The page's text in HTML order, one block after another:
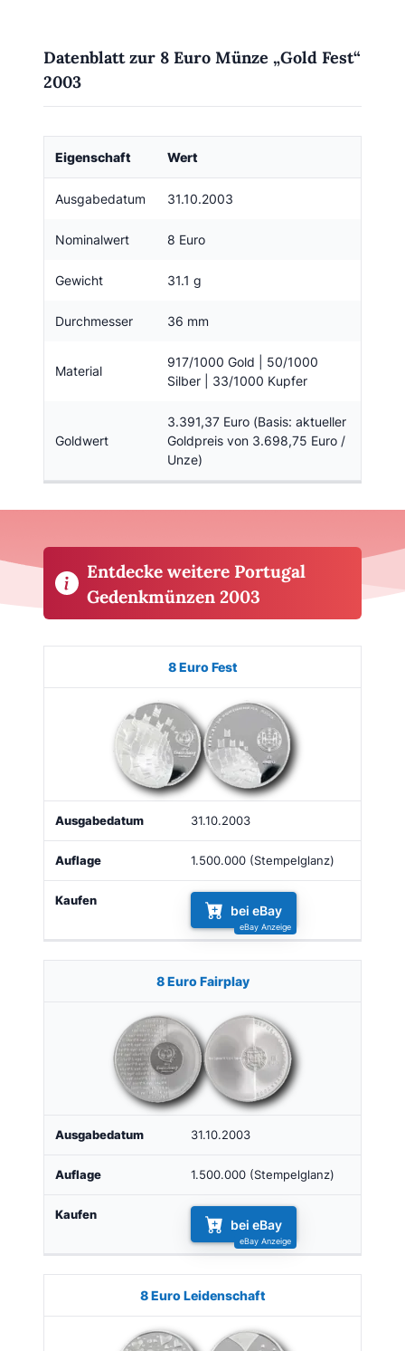
Datenblatt zur 8 Euro Münze „Gold Fest“
2003
Eigenschaft Wert
Ausgabedatum 31.10.2003
Nominalwert 8 Euro
Gewicht 31.1 g
Durchmesser 36 mm
Material
917/1000 Gold | 50/1000
Silber | 33/1000 Kupfer
Goldwert
3.391,37 Euro (Basis: aktueller
Goldpreis von 3.698,75 Euro /
Unze)
Entdecke weitere Portugal
Gedenkmünzen 2003
Ausgabe
8 Euro Fest
31.10.2003
1.500.000 (Stempelglanz)
bei eBay
8 Euro Fairplay
31.10.2003
1.500.000 (Stempelglanz)
bei eBay
8 Euro Leidenschaft